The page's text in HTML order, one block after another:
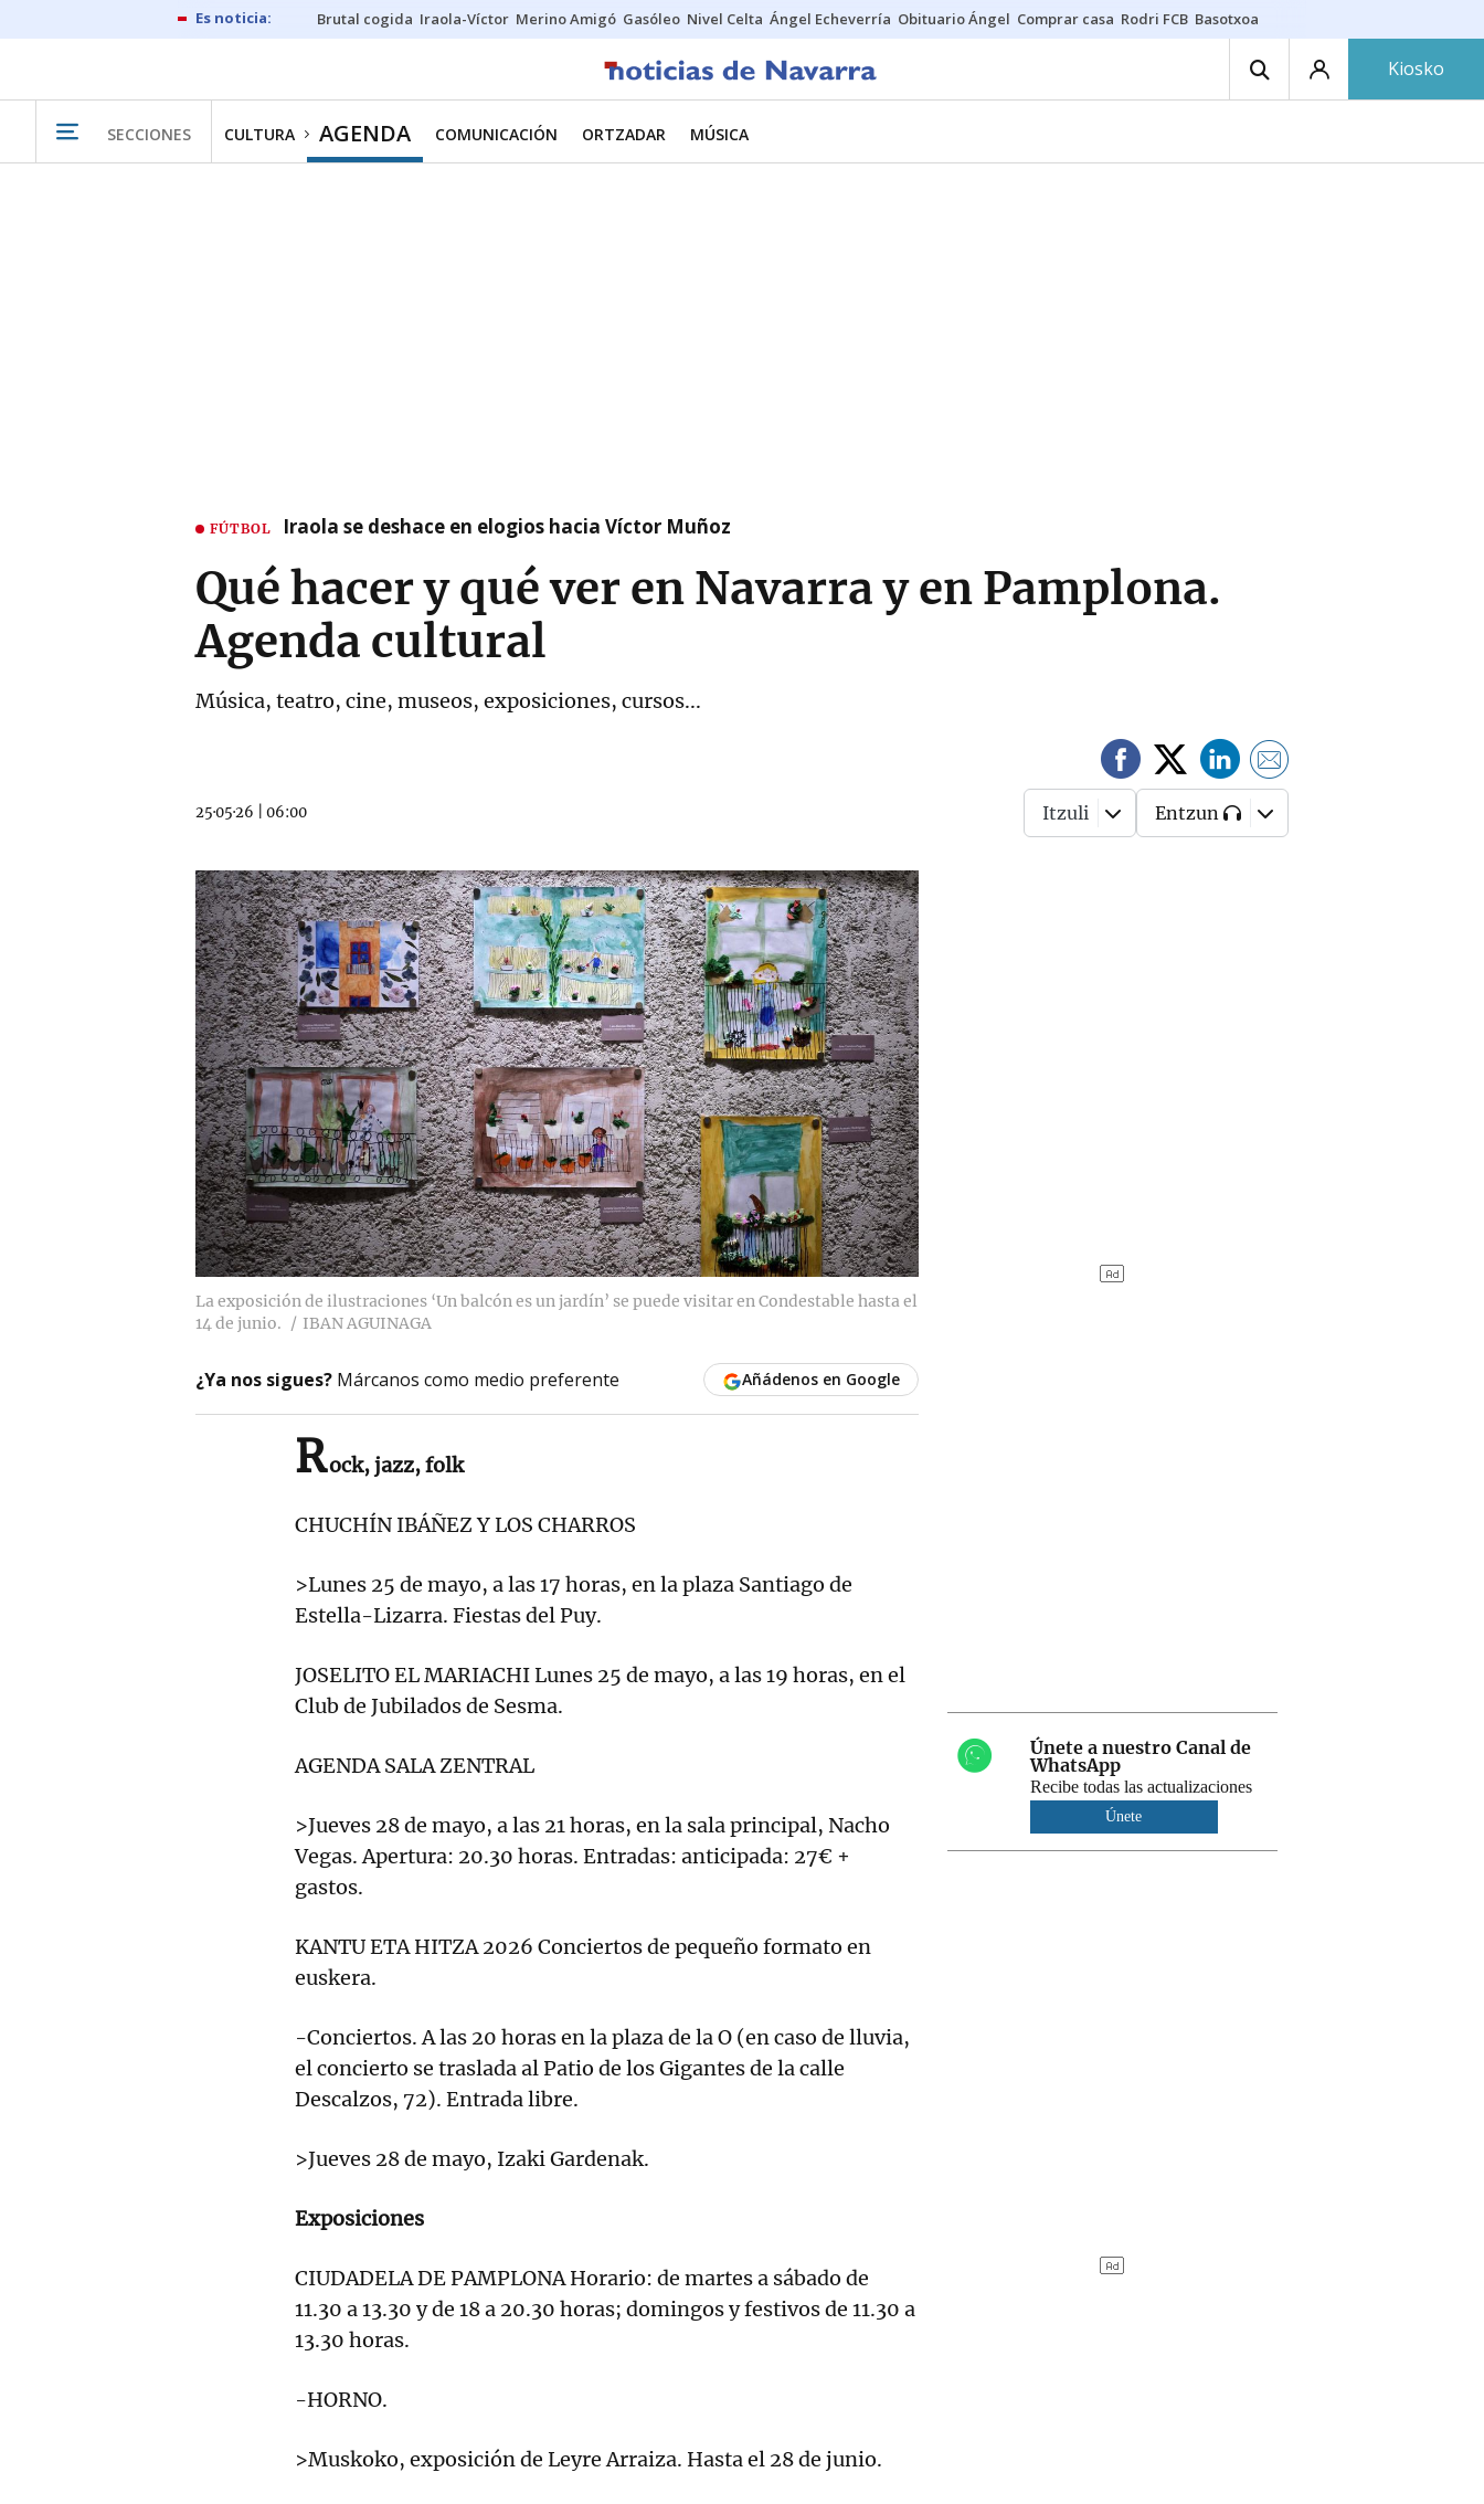
Brutal cogida Iraola-Víctor Merino Amigó Gasóleo Nivel Celta Ángel Echeverría Obituario Ángel Comprar casa Rodri FCB Basotxoa
Kiosko
SECCIONES CULTURA AGENDA COMUNICACIÓN ORTZADAR MÚSICA
FÚTBOL Iraola se deshace en elogios hacia Víctor Muñoz
Qué hacer y qué ver en Navarra y en Pamplona.
Agenda cultural
Música, teatro, cine, museos, exposiciones, cursos...
25·05·26 06:00 Itzuli Entzun
La exposición de ilustraciones ‘Un balcón es un jardín’ se puede visitar en Condestable hasta el
14 de junio.
IBAN AGUINAGA
¿Ya nos sigues? Márcanos como medio preferente Añádenos en Google
Rock, jazz, folk
CHUCHÍN IBÁÑEZ Y LOS CHARROS
>Lunes 25 de mayo, a las 17 horas, en la plaza Santiago de
Estella-Lizarra. Fiestas del Puy.
JOSELITO EL MARIACHI Lunes 25 de mayo, a las 19 horas, en el
Club de Jubilados de Sesma.
AGENDA SALA ZENTRAL
>Jueves 28 de mayo, a las 21 horas, en la sala principal, Nacho
Vegas. Apertura: 20.30 horas. Entradas: anticipada: 27€ +
gastos.
KANTU ETA HITZA 2026 Conciertos de pequeño formato en
euskera.
-Conciertos. A las 20 horas en la plaza de la O (en caso de lluvia,
el concierto se traslada al Patio de los Gigantes de la calle
Descalzos, 72). Entrada libre.
>Jueves 28 de mayo, Izaki Gardenak.
Exposiciones
CIUDADELA DE PAMPLONA Horario: de martes a sábado de
11.30 a 13.30 y de 18 a 20.30 horas; domingos y festivos de 11.30 a
13.30 horas.
-HORNO.
>Muskoko, exposición de Leyre Arraiza. Hasta el 28 de junio.
Únete a nuestro Canal de
WhatsApp
Recibe todas las actualizaciones
Únete